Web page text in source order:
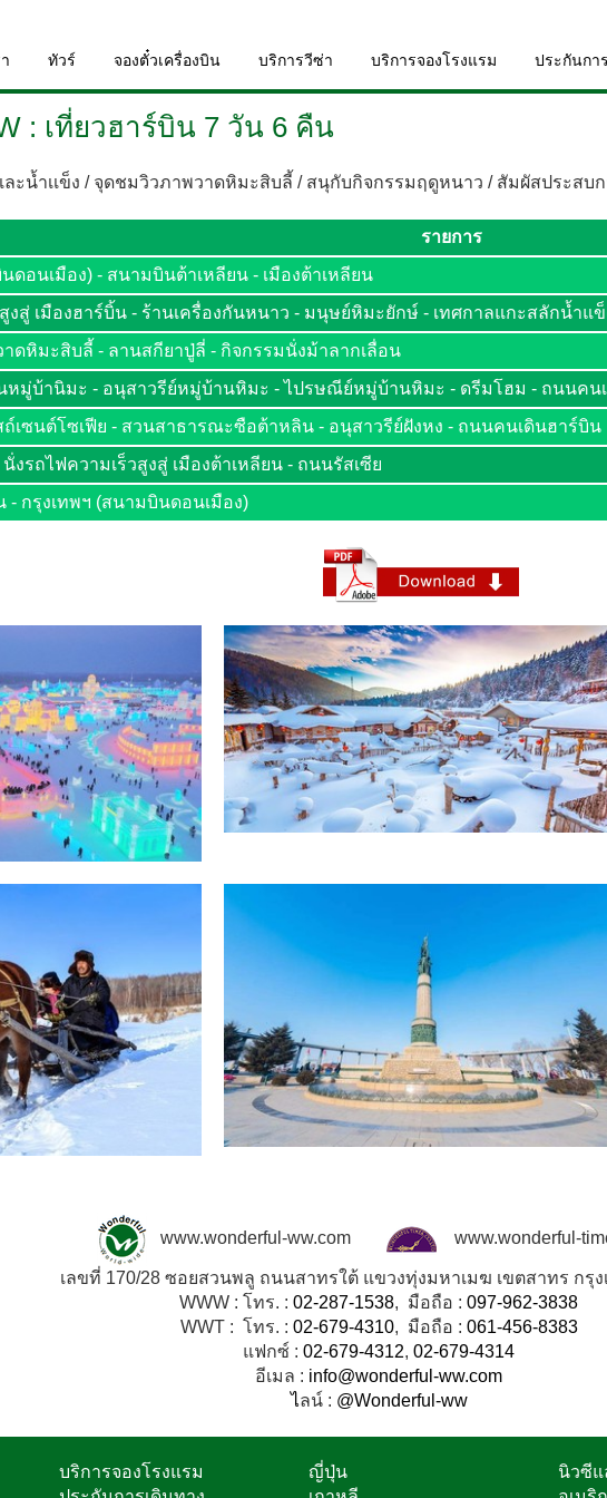
ทัวร์ จองตั๋วเครื่องบิน บริการวีซ่า บริการจองโรงแรม ประกันกา
: เที่ยวฮาร์บิน 7 วัน 6 คืน
ะน้ำเเข็ง / จุดชมวิวภาพวาดหิมะสิบลี้ / สนุกับกิจกรรมฤดูหนาว / สัมผัสประส
รายการ
ดอนเมือง) - สนามบินต้าเหลียน - เมืองต้าเหลียน
งสู่ เมืองฮาร์บิ้น - ร้านเครื่องกันหนาว - มนุษย์หิมะยักษ์ - เทศกาลแกะสลักน้ำแข็
- ภาพวาดหิมะสิบลี้ - ลานสกียาปู่ลี่ - กิจกรรมนั่
มู่บ้านิมะ - อนุสาวรีย์หมู่บ้านหิมะ - ไปรษณีย์หมู่บ้านหิมะ - ดรีมโฮม - ถนนคน
ถ์เซนต์โซเฟีย - สวนสาธารณะซือต้าหลิน - อนุสาวรีย์ฝังหง - ถนนคนเดินฮาร์บิน
งรถไฟความเร็วสูงสู่ เมืองต้าเหลียน - ถนนรัสเซีย
- กรุงเทพฯ (สนามบินดอนเมือง)
www.wonderful-ww.com www.wonderful-
เลขที่ 170/28 ซอยสวนพลู ถนนสาทรใต้ แขวงทุ่งมหาเมฆ เขตสาทร กรุง
WWW : โทร. :02-287-1538, มือถือ :097-962-3838
WWT : โทร. : 02-679-4310, มือถือ : 061-456-8383
แฟกซ์ :02-679-4312,02-679-4314
อีเมล : info@wonderful-ww.com
ไลน์ : @Wonderful-ww
บริการจองโรงแรม
ญี่ปุ่น
นิวซีแ